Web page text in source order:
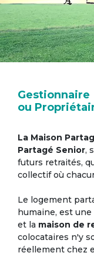
Gestionnaire
ou
La Maison
Partagé Senior,
futurs retraités,
collectif où
Le logement
humaine, est
et la maison de
colocataires n'y
réellement chez